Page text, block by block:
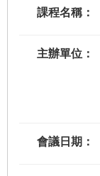
課程名稱：
主辦單位：
會議日期：